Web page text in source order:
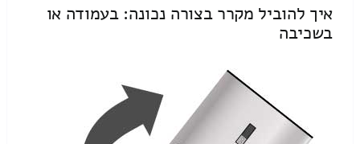
איך להוביל מקרר בצורה נכונה: בעמודה או
בשכיבה